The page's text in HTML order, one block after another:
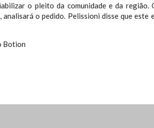
o pleito da comunidade e da região.
o pedido. Pelissioni disse que este
Botion